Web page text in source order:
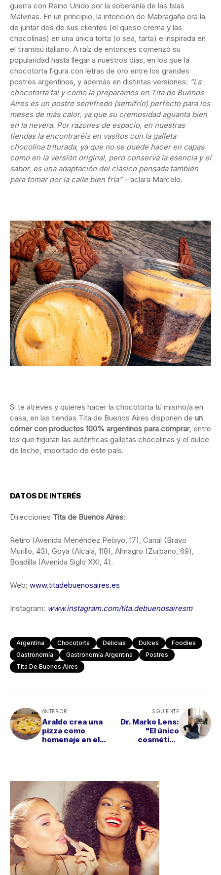
guerra con Reino Unido por la soberanía de las Islas
Malvinas. En un principio, la intención de Mabragaña era la
de juntar dos de sus clientes (el queso crema y las
chocolinas) en una única torta (o sea, tarta) e inspirada en
el tiramisú italiano. A raíz de entonces comenzó su
popularidad hasta llegar a nuestros días, en los que la
chocotorta figura con letras de oro entre los grandes
postres argentinos, y además en distintas versiones: “La
chocotorta tal y como la preparamos en Tita de Buenos
Aires es un postre semifredo (semifrío) perfecto para los
meses de más calor, ya que su cremosidad aguanta bien
en la nevera. Por razones de espacio, en nuestras
tiendas la encontraréis en vasitos con la galleta
chocolina triturada, ya que no se puede hacer en capas
como en la versión original, pero conserva la esencia y el
sabor, es una adaptación del clásico pensada también
para tomar por la calle bien fría”– aclara Marcelo.
Si te atreves y quieres hacer la chocotorta tú mismo/a en
casa, en las tiendas Tita de Buenos Aires disponen de un
córner con productos 100% argentinos para comprar, entre
los que figuran las auténticas galletas chocolinas y el dulce
de leche, importado de este país.
DATOS DE INTERÉS
Direcciones Tita de Buenos Aires:
Retiro (Avenida Menéndez Pelayo, 17), Canal (Bravo
Murillo, 43), Goya (Alcalá, 118), Almagro (Zurbano, 69),
Boadilla (Avenida Siglo XXI, 4).
Web: www.titadebuenosaires.es
Instagram: www.instagram.com/tita.debuenosairesm
Argentina Chocotorta Delicias Dulces
Foodies
Gastronomía
Gastronomía Argentina
Postres
Tita De Buenos Aires
ANTERIOR
Araldo crea una
pizza como
homenaje en el
SIGUIENTE
Dr. Marko Lens:
"El único
cosmético